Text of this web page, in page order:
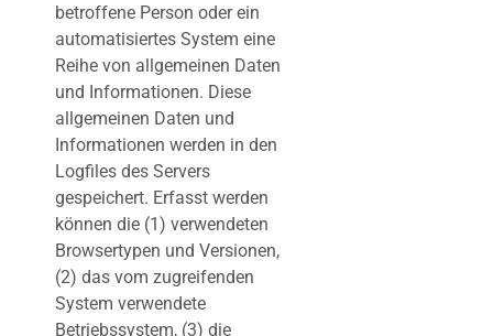
betroffene Person oder ein
automatisiertes System eine
Reihe von allgemeinen Daten
und Informationen. Diese
allgemeinen Daten und
Informationen werden in den
Logfiles des Servers
gespeichert. Erfasst werden
können die (1) verwendeten
Browsertypen und Versionen,
(2) das vom zugreifenden
System verwendete
Betriebssystem, (3) die